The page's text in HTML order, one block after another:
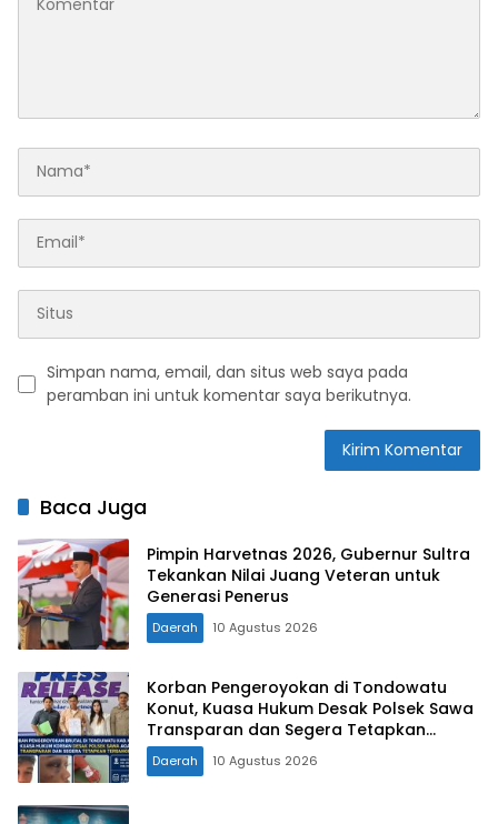
Simpan nama, email, dan situs web saya pada
peramban ini untuk komentar saya berikutnya.
Baca Juga
Pimpin Harvetnas 2026, Gubernur Sultra
Tekankan Nilai Juang Veteran untuk
Generasi Penerus
Daerah 10 Agustus 2026
Korban Pengeroyokan di Tondowatu
Konut, Kuasa Hukum Desak Polsek Sawa
Transparan dan Segera Tetapkan
Tersangka
Daerah 10 Agustus 2026